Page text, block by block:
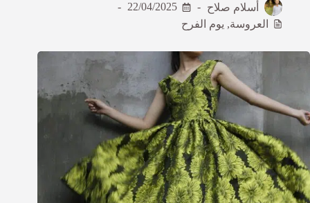
أسلام صلاح
22/04/2025
العروسة, يوم الفرح